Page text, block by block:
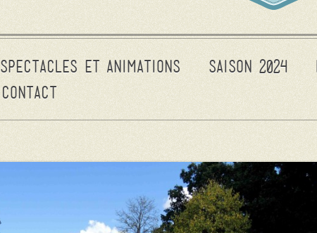
Spectacles et animations Saison 2024
Contact